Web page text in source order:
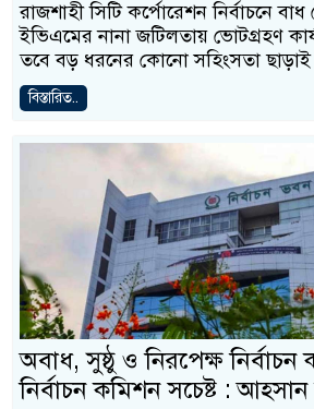
রাজশাহী সিটি কর্পোরেশন নির্বাচনে
ইভিএমের নানা জটিলতায় ভোটগ্রহণ
তবে বড় ধরনের কোনো সহিংসতা ছাড়াই
বিস্তারিত..
অবাধ, সুষ্ঠু ও নিরপেক্ষ নির্বাচন
নির্বাচন কমিশন সচেষ্ট : আহসান